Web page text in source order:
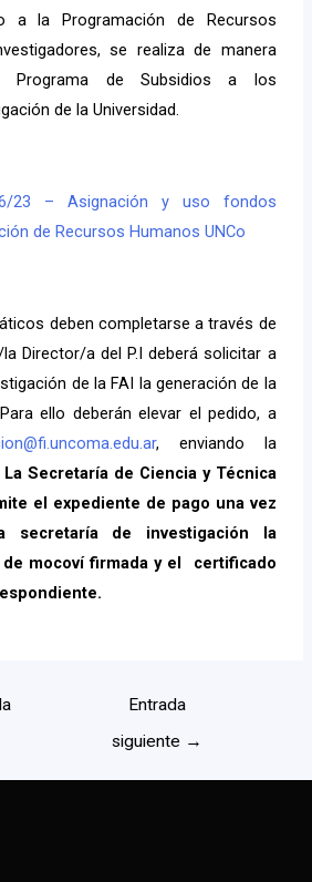
a la Programación de Recursos
se realiza de manera
Programa de Subsidios a los
de la Universidad.
23 – Asignación y uso fondos
de Recursos Humanos UNCo
deben completarse a través de
la Director/a del P.I deberá solicitar a
de la FAI la generación de la
ello deberán elevar el pedido, a
, enviando la
La Secretaría de Ciencia y Técnica
el expediente de pago una vez
secretaría de investigación la
mocoví firmada y el certificado
Entrada
siguiente →